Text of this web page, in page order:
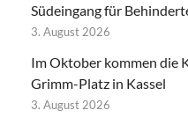
Südeingang für
3. August 2026
Im Oktober kommen die
Grimm-Platz in Kassel
3. August 2026